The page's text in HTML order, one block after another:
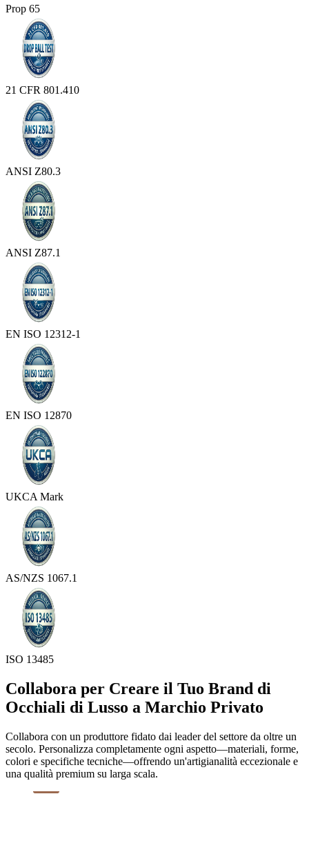
Prop 65
21 CFR 801.410
ANSI Z80.3
ANSI Z87.1
EN ISO 12312-1
EN ISO 12870
UKCA Mark
AS/NZS 1067.1
ISO 13485
Collabora per Creare il Tuo Brand di
Occhiali di Lusso a Marchio Privato
Collabora con un produttore fidato dai leader del settore da oltre un
secolo. Personalizza completamente ogni aspetto—materiali, forme,
colori e specifiche tecniche—offrendo un'artigianalità eccezionale e
una qualità premium su larga scala.